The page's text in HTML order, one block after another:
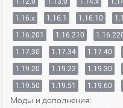
1.16.x
1.16.1 1.16.10
1.16.201
1.16.210
1.17.30
1.17.34 1.17.40
1.19.20
1.19.22 1.19.30
1.19.50
1.19.51 1.19.60
Моды и дополнения: